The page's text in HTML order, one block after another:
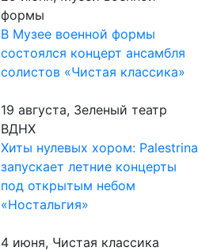
формы
В Музее военной формы
состоялся концерт ансамбля
солистов «Чистая классика»
19 августа, Зеленый театр
ВДНХ
Хиты нулевых хором: Palestrina
запускает летние концерты
под открытым небом
«Ностальгия»
4 июня, Чистая классика